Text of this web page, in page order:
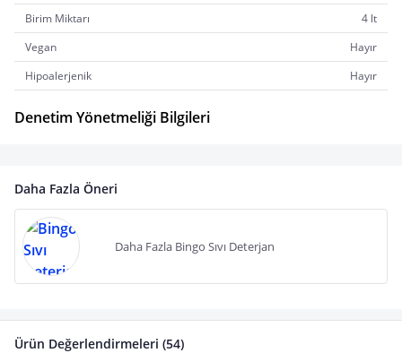
Birim Miktarı
4 lt
Vegan
Hayır
Hipoalerjenik
Hayır
Denetim Yönetmeliği Bilgileri
Daha Fazla Öneri
Daha Fazla Bingo Sıvı Deterjan
Ürün Değerlendirmeleri (54)